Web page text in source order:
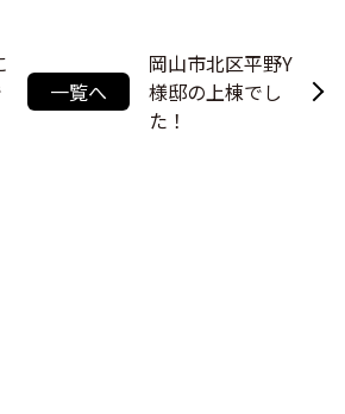
一覧へ
岡山市北区平野Y
様邸の上棟でし
た！